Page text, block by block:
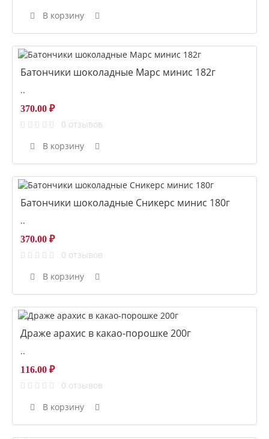
В корзину
Батончики шоколадные Марс минис 182г
..
370.00 ₽
0 отзывов
В корзину
Батончики шоколадные Сникерс минис 180г
..
370.00 ₽
0 отзывов
В корзину
Драже арахис в какао-порошке 200г
..
116.00 ₽
0 отзывов
В корзину